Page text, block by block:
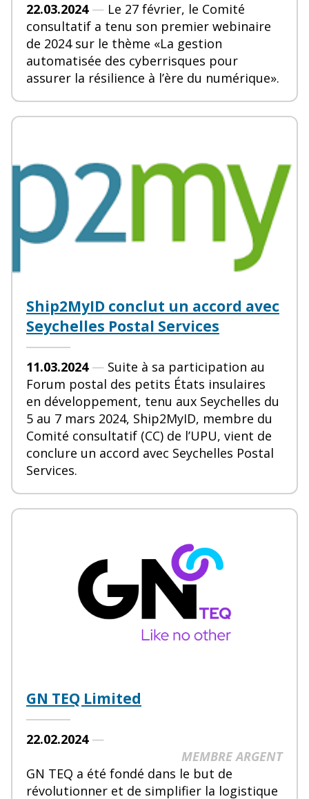
22.03.2024— Le 27 février, le Comité
consultatif a tenu son premier webinaire
de 2024 sur le thème «La gestion
automatisée des cyberrisques pour
assurer la résilience à l’ère du numérique».
Ship2MyID conclut un accord avec
Seychelles Postal Services
11.03.2024— Suite à sa participation au
Forum postal des petits États insulaires
en développement, tenu aux Seychelles du
5 au 7 mars 2024, Ship2MyID, membre du
Comité consultatif (CC) de l’UPU, vient de
conclure un accord avec Seychelles Postal
Services.
GN TEQ Limited
22.02.2024—
MEMBRE ARGENT
GN TEQ a été fondé dans le but de
révolutionner et de simplifier la logistique